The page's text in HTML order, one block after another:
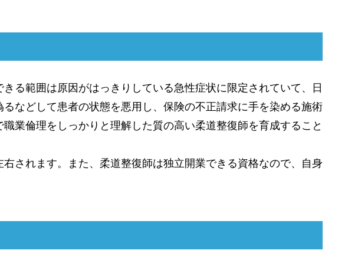
る範囲は原因がはっきりしている急性症状に限定されていて、日
などして患者の状態を悪用し、保険の不正請求に手を染める施術
業倫理をしっかりと理解した質の高い柔道整復師を育成すること
されます。また、柔道整復師は独立開業できる資格なので、自身